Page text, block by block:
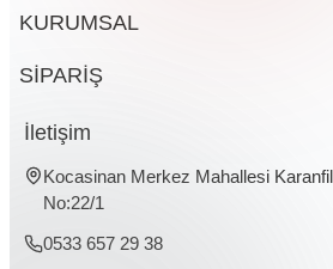
KURUMSAL
SİPARİŞ
İletişim
Kocasinan Merkez Mahallesi
No:22/1
0533 657 29 38